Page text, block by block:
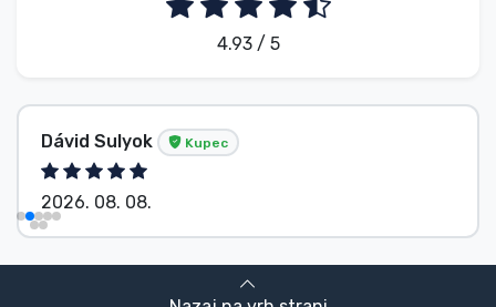
4.93 / 5
Dávid Sulyok Kupec
2026. 08. 08.